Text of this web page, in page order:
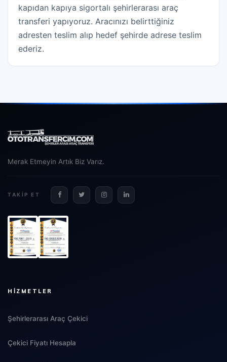
kapıdan kapıya sigortalı şehirlerarası araç
transferi yapıyoruz. Aracınızı belirttiğiniz
adresten teslim alıp hedef şehirde adrese teslim
ederiz.
Merak Etmeyin Artık Biz Varız.
TAKIP ET
HIZMETLER
Şehirlerarası Araç Çekici
Çekici Fiyatı Hesapla